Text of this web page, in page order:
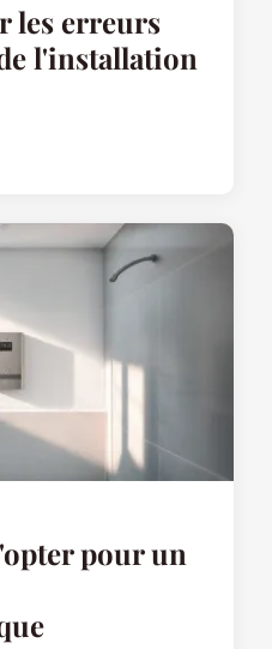
les erreurs
l'installation
pour un